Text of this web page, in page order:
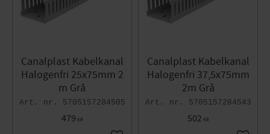
Canalplast Kabelkanal
Halogenfri 25x75mm 2
m Grå
5705157284505
479 KR
Canalplast Kabelkanal
Halogenfri 37,5x75mm
2m Grå
5705157284543
502 KR